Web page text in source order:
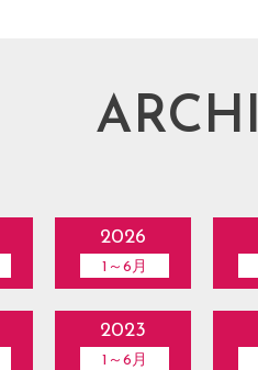
2026
1～6月
2023
1～6月